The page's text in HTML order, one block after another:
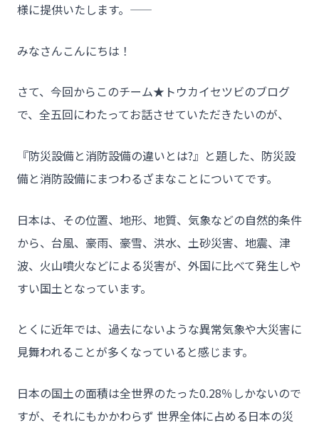
様に提供いたします。――
みなさんこんにちは！
さて、今回からこのチーム★トウカイセツビのブログ
で、全五回にわたってお話させていただきたいのが、
『防災設備と消防設備の違いとは?』と題した、防災設
備と消防設備にまつわるざまなことについてです。
日本は、その位置、地形、地質、気象などの自然的条件
から、台風、豪雨、豪雪、洪水、土砂災害、地震、津
波、火山噴火などによる災害が、外国に比べて発生しや
すい国土となっています。
とくに近年では、過去にないような異常気象や大災害に
見舞われることが多くなっていると感じます。
日本の国土の面積は全世界のたった0.28％しかないので
すが、それにもかかわらず 世界全体に占める日本の災